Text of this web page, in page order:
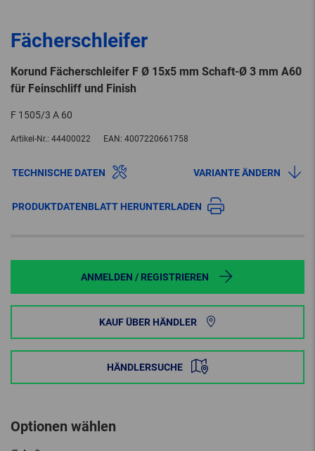
Fächerschleifer
Korund Fächerschleifer F Ø 15x5 mm Schaft-Ø 3 mm A60
für Feinschliff und Finish
F 1505/3 A 60
Artikel-Nr.: 44400022 EAN: 4007220661758
TECHNISCHE DATEN VARIANTE ÄNDERN
PRODUKTDATENBLATT HERUNTERLADEN
ANMELDEN / REGISTRIEREN
KAUF ÜBER HÄNDLER
HÄNDLERSUCHE
Optionen wählen